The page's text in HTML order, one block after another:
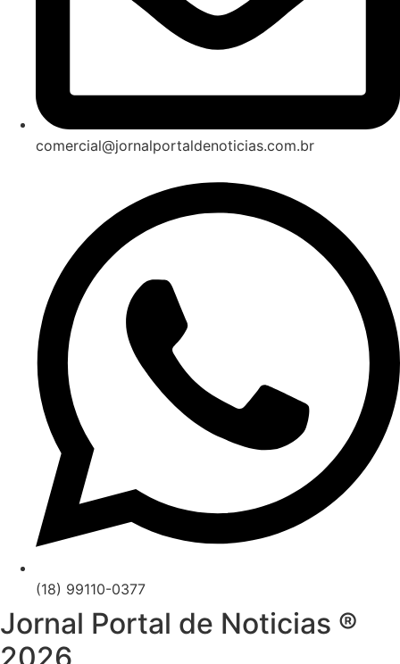
comercial@jornalportaldenoticias.com.br
(18) 99110-0377
Jornal Portal de Noticias ®
2026